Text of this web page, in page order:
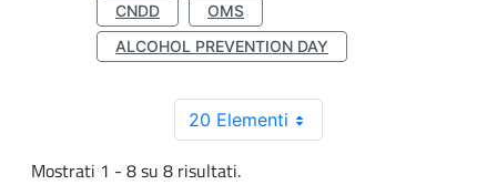
CNDD
OMS
ALCOHOL PREVENTION DAY
20 Elementi
Mostrati 1 - 8 su 8 risultati.